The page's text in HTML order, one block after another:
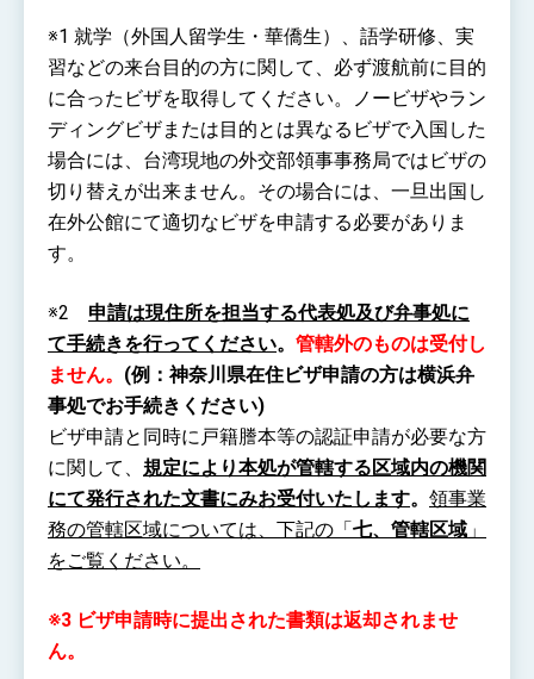
※1 就学（外国人留学生・華僑生）、語学研修、実
習などの来台目的の方に関して、必ず渡航前に目的
に合ったビザを取得してください。ノービザやラン
ディングビザまたは目的とは異なるビザで入国した
場合には、台湾現地の外交部領事事務局ではビザの
切り替えが出来ません。その場合には、一旦出国し
在外公館にて適切なビザを申請する必要がありま
す。
※2 申請は現住所を担当する代表処及び弁事処に
て手続きを行ってください。 管轄外のものは受付し
ません。 (例：神奈川県在住ビザ申請の方は横浜弁
事処でお手続きください)
ビザ申請と同時に戸籍謄本等の認証申請が必要な方
に関して、 規定により本処が管轄する区域内の機関
にて発行された文書にみお受付いたします。 領事業
務の管轄区域については、下記の「七、管轄区域 」
をご覧ください。
※3 ビザ申請時に提出された書類は返却されませ
ん。